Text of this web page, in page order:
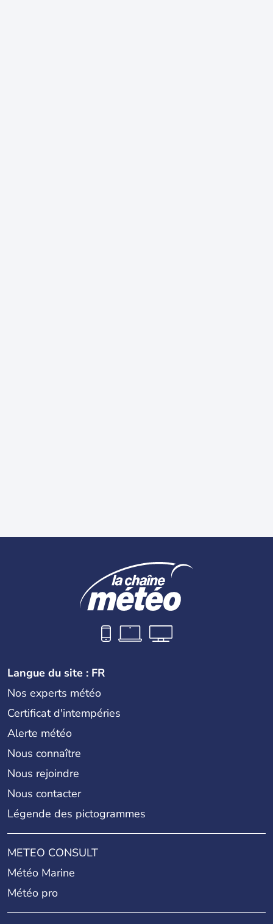
Langue du site : FR
Nos experts météo
Certificat d'intempéries
Alerte météo
Nous connaître
Nous rejoindre
Nous contacter
Légende des pictogrammes
METEO CONSULT
Météo Marine
Météo pro